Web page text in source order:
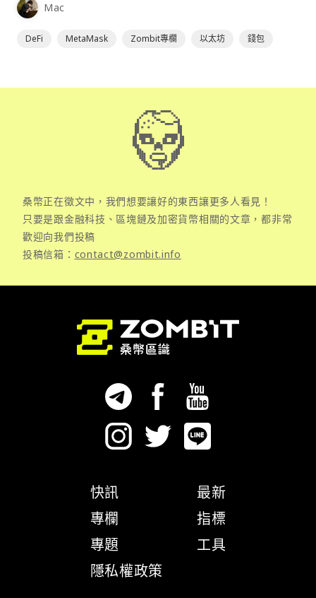
Mac
DeFi MetaMask Zombit專欄 以太坊 錢包
桑幣正在徵文中，我們想要讓好的東西讓更多人看見！
只要是跟金融科技、區塊鏈及加密貨幣相關的文章，都非常
歡迎向我們投稿
投稿信箱： contact@zombit.info
快訊
專欄
專題
隱私權政策
最新
指標
工具